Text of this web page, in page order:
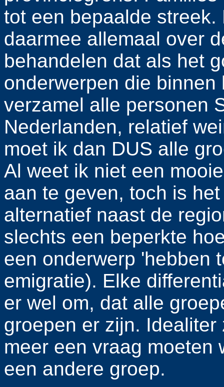
tot een bepaalde
daarmee allemaal over
behandelen dat als het
onderwerpen die
verzamel alle personen
Nederlanden, relatief
moet ik dan DUS alle
Al weet ik niet een
aan te geven, toch is
alternatief naast de
slechts een beperkte
een onderwerp 'hebben
emigratie). Elke
er wel om, dat alle
groepen er zijn.
meer een vraag moeten
een andere groep.